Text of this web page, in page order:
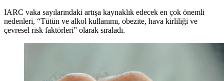
IARC vaka sayılarındaki artışa kaynaklık edecek en çok önemli
nedenleri, “Tütün ve alkol kullanımı, obezite, hava kirliliği ve
çevresel risk faktörleri” olarak sıraladı.